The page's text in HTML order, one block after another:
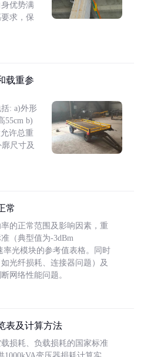
优势满
求，保
载重参
: a)外形
55cm b)
许总重
尺寸及
常
的正常范围及影响因素，重
（典型值为-3dBm
率光模块的参考值表格。同时
光纤损耗、连接器问题）及
网络性能问题。
表及计算方法
损耗、负载损耗的国家标准